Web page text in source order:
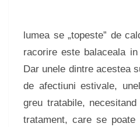
lumea se „topeste” de
racorire este balaceala
Dar unele dintre acestea
de afectiuni estivale,
greu tratabile,
tratament, care se